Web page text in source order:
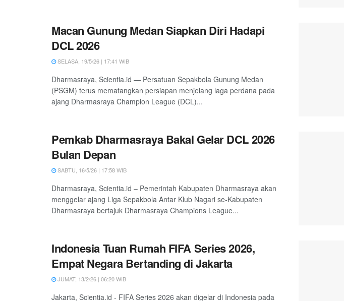
Macan Gunung Medan Siapkan Diri Hadapi
DCL 2026
SELASA, 19/5/26 | 17:41 WIB
Dharmasraya, Scientia.id — Persatuan Sepakbola Gunung Medan
(PSGM) terus mematangkan persiapan menjelang laga perdana pada
ajang Dharmasraya Champion League (DCL)...
Pemkab Dharmasraya Bakal Gelar DCL 2026
Bulan Depan
SABTU, 16/5/26 | 17:58 WIB
Dharmasraya, Scientia.id – Pemerintah Kabupaten Dharmasraya akan
menggelar ajang Liga Sepakbola Antar Klub Nagari se-Kabupaten
Dharmasraya bertajuk Dharmasraya Champions League...
Indonesia Tuan Rumah FIFA Series 2026,
Empat Negara Bertanding di Jakarta
JUMAT, 13/2/26 | 06:20 WIB
Jakarta, Scientia.id - FIFA Series 2026 akan digelar di Indonesia pada